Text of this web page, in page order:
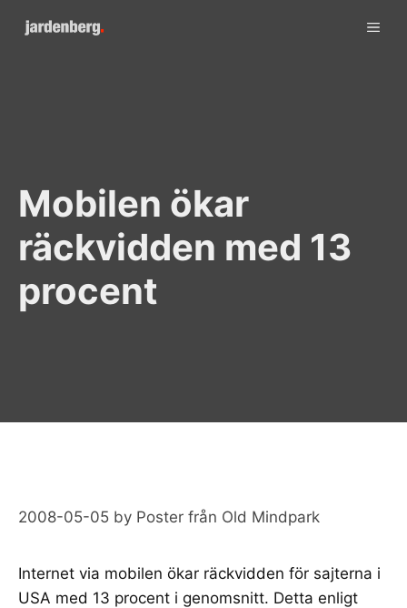
Mobilen ökar
räckvidden med 13
procent
2008-05-05 by Poster från Old Mindpark
Internet via mobilen ökar räckvidden för sajterna i
USA med 13 procent i genomsnitt. Detta enligt